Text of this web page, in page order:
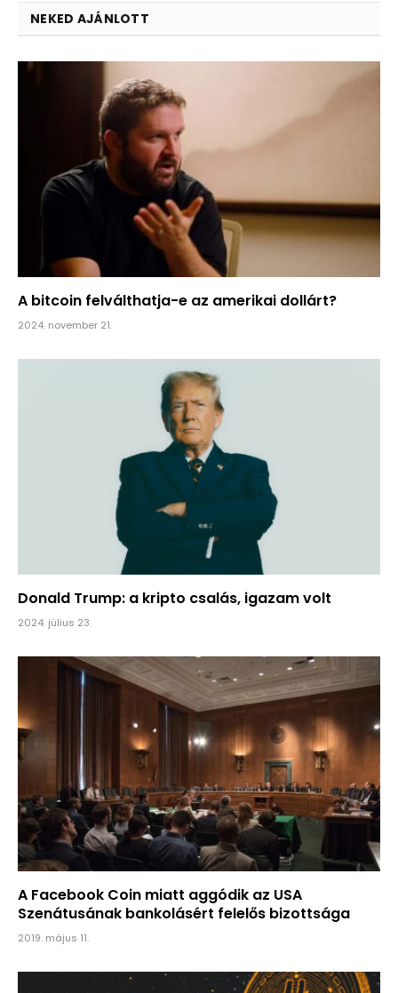
NEKED AJÁNLOTT
A bitcoin felválthatja-e az amerikai dollárt?
2024. november 21.
Donald Trump: a kripto csalás, igazam volt
2024. július 23.
A Facebook Coin miatt aggódik az USA
Szenátusának bankolásért felelős bizottsága
2019. május 11.